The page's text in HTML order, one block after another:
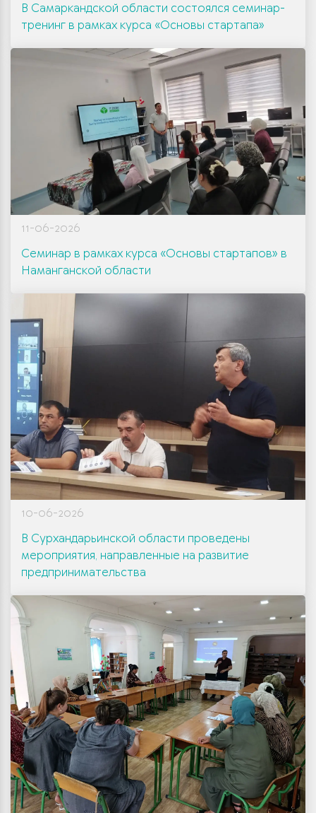
В Самаркандской области состоялся семинар-
тренинг в рамках курса «Основы стартапа»
11-06-2026
Семинар в рамках курса «Основы стартапов» в
Наманганской области
10-06-2026
В Сурхандарьинской области проведены
мероприятия, направленные на развитие
предпринимательства